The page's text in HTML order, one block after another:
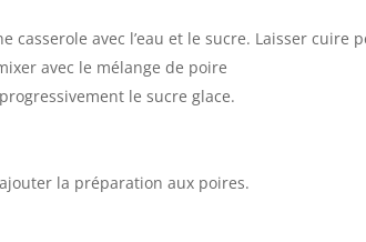
casserole avec l’eau et le sucre. Laisser cuire
avec le mélange de poire
le sucre glace.
la préparation aux poires.